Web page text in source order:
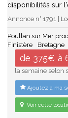
disponibilités sur
Annonce n° 1791 |
Poullan sur Mer
Finistère
Bretagne
de 375€ à
la semaine selon
Ajoutez à ma
Voir cette